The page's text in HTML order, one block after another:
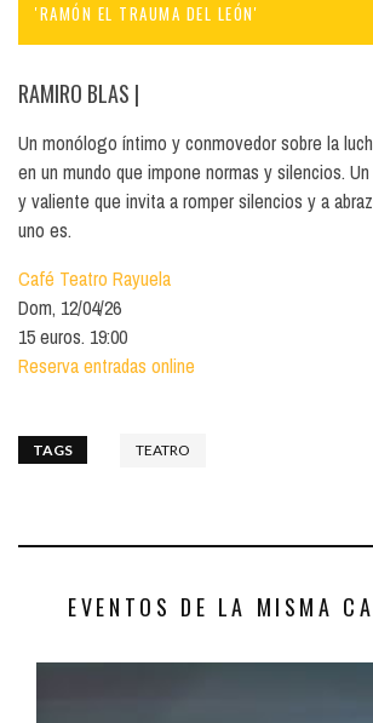
'RAMÓN EL TRAUMA DEL LEÓN'
RAMIRO BLAS |
Un monólogo íntimo y conmovedor sobre la
en un mundo que impone normas y silencios.
y valiente que invita a romper silencios y a
uno es.
Café Teatro Rayuela
Dom, 12/04/26
15 euros. 19:00
Reserva entradas online
TAGS TEATRO
EVENTOS DE LA MISMA